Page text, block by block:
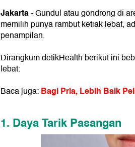
Jakarta- Gundul atau gondrong di
memilih punya rambut ketiak lebat,
penampilan.
Dirangkum detikHealth berikut ini
lebat:
Baca juga:Bagi Pria, Lebih Baik
1. Daya Tarik Pasangan